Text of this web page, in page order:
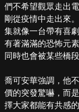
們不希望觀眾走出
剛從疫情中走出來
集就像一台帶有喜
有著滿滿的恐怖元
同時也會被某些橋
喬可安華強調，他
價的突發驚嚇，而
擇大家都能有共感